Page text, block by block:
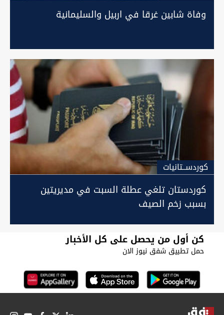
وفاة شابين غرقا في اربيل والسليمانية
كوردســتانيات
كوردستان تلغي عطلة السبت في مديريتين
بسبب زخم الصيف
كن أول من يحصل على كل الأخبار
حمل تطبيق شفق نيوز الان